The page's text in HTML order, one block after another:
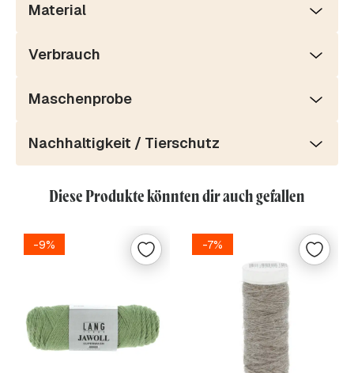
Material
Verbrauch
Maschenprobe
Nachhaltigkeit / Tierschutz
Diese Produkte könnten dir auch gefallen
-9% -7%